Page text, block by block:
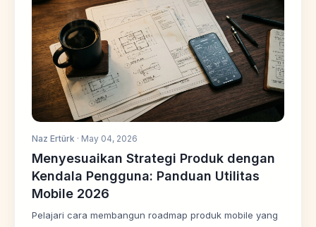
Naz Ertürk · May 04, 2026
Menyesuaikan Strategi Produk dengan
Kendala Pengguna: Panduan Utilitas
Mobile 2026
Pelajari cara membangun roadmap produk mobile yang